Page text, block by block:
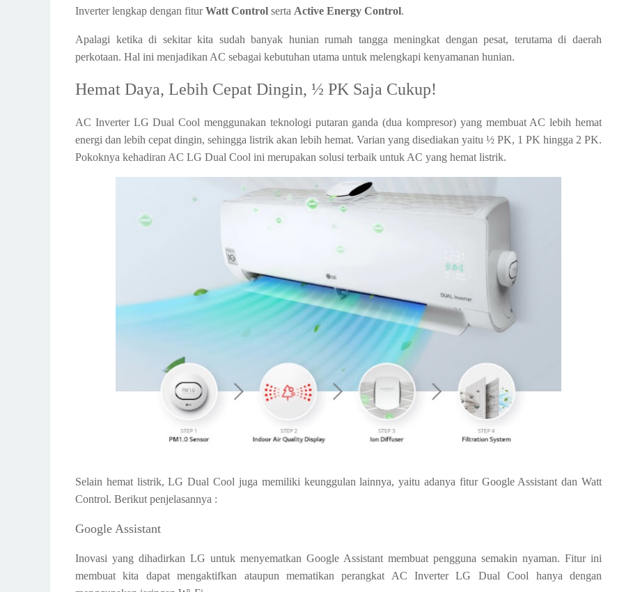
Inverter lengkap dengan fiturWatt Control serta Active Energy Control.
Apalagi ketika di sekitar kita sudah banyak hunian rumah tangga meningkat dengan pesat, terutama di daerah
perkotaan. Hal ini menjadikan AC sebagai kebutuhan utama untuk melengkapi kenyamanan hunian.
Hemat Daya, Lebih Cepat Dingin, ½ PK Saja Cukup!
AC Inverter LG Dual Cool menggunakan teknologi putaran ganda (dua kompresor) yang membuat AC lebih hemat
energi dan lebih cepat dingin, sehingga listrik akan lebih hemat. Varian yang disediakan yaitu ½ PK, 1 PK hingga 2 PK.
Pokoknya kehadiran AC LG Dual Cool ini merupakan solusi terbaik untuk AC yang hemat listrik.
Selain hemat listrik, LG Dual Cool juga memiliki keunggulan lainnya, yaitu adanya fitur Google Assistant dan Watt
Control. Berikut penjelasannya :
Google Assistant
Inovasi yang dihadirkan LG untuk menyematkan Google Assistant membuat pengguna semakin nyaman. Fitur ini
membuat kita dapat mengaktifkan ataupun mematikan perangkat AC Inverter LG Dual Cool hanya dengan